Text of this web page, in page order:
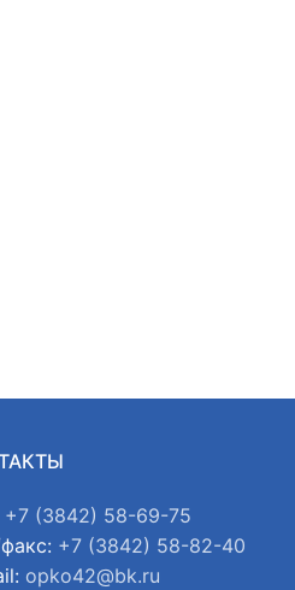
+7 (3842) 58-69-75
+7 (3842) 58-82-40
opko42@bk.ru